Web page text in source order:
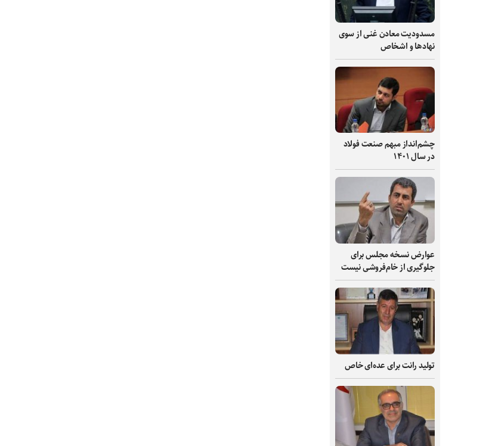
مسدودیت معادن غنی از سوی
نهادها و اشخاص
چشم‌انداز مبهم صنعت فولاد
در سال ۱۴۰۱
عوارض نسخه مجلس برای
جلوگیری از خام‌فروشی نیست
تولید رانت برای عده‌ای خاص